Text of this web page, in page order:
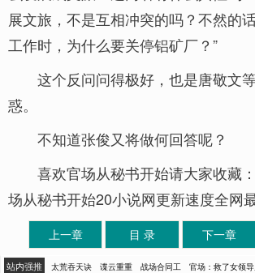
展文旅，不是互相冲突的吗？不然的
工作时，为什么要关停铝矿厂？”
这个反问问得极好，也是唐敬文
惑。
不知道张俊又将做何回答呢？
喜欢官场从秘书开始请大家收藏
场从秘书开始20小说网更新速度全网最
上一章 目 录 下一章
站内强推 太荒吞天诀 谍云重重 战场合同工 官场：救了女领